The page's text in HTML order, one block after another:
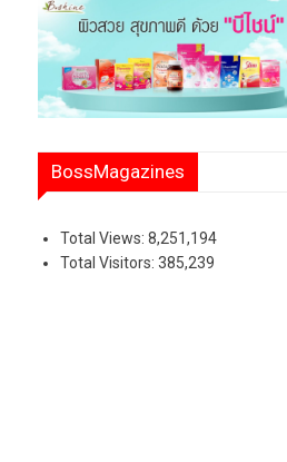
BossMagazines
Total Views:8,251,194
Total Visitors:385,239